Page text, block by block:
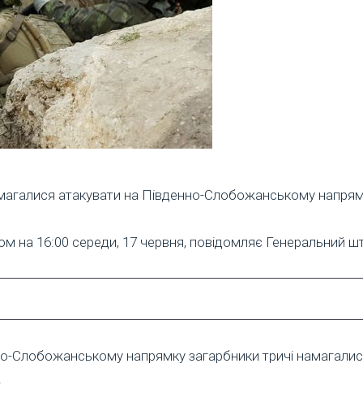
атакувати на Південно-Слобожанському
на 16:00 середи, 17 червня, повідомляє Генеральний
Слобожанському напрямку загарбники тричі